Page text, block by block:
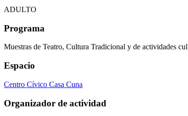
ADULTO
Programa
Muestras de Teatro, Cultura Tradicional y de actividades
Espacio
Centro Cívico Casa Cuna
Organizador de actividad